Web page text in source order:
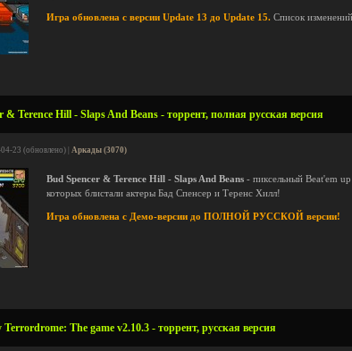
Игра обновлена с версии Update 13 до Update 15. Список
Terence Hill - Slaps And Beans - торрент, полная русская версия
04-23 (обновлено) | Аркады (3070)
Bud Spencer & Terence Hill - Slaps And Beans - пиксельный Beat'em
которых блистали актеры Бад Спенсер и Теренс Хилл!
Игра обновлена с Демо-версии до ПОЛНОЙ РУССКОЙ версии!
The game v2.10.3 - торрент, русская версия